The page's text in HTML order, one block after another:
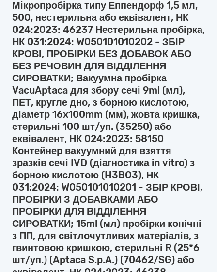
Мікропробірка типу Еппендорф 1,5 мл,
500, нестерильна або еквівалент, НК
024:2023: 46237 Нестерильна пробірка,
НК 031:2024: W050101010202 - ЗБІР
КРОВІ, ПРОБІРКИ БЕЗ ДОБАВОК АБО
БЕЗ РЕЧОВИН ДЛЯ ВІДДІЛЕННЯ
СИРОВАТКИ; Вакуумна пробірка
VacuAptaca для збору сечі 9ml (мл),
ПЕТ, кругле дно, з борною кислотою,
діаметр 16x100mm (мм), жовта кришка,
стерильні 100 шт/уп. (35250) або
еквівалент, НК 024:2023: 58150
Контейнер вакуумний для взяття
зразків сечі IVD (діагностика in vitro) з
борною кислотою (H3BO3), НК
031:2024: W050101010201 - ЗБІР КРОВІ,
ПРОБІРКИ З ДОБАВКАМИ АБО
ПРОБІРКИ ДЛЯ ВІДДІЛЕННЯ
СИРОВАТКИ; 15ml (мл) пробірки конічні
з ПП, для світлочутливих матеріалів, з
гвинтовою кришкою, стерильні R (25*6
шт/уп.) (Aptaca S.p.A.) (70462/SG) або